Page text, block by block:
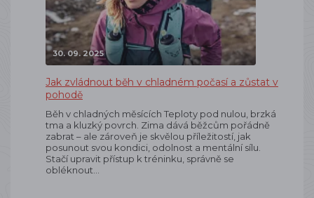
30. 09. 2025
Jak zvládnout běh v chladném počasí a zůstat v
pohodě
Běh v chladných měsících Teploty pod nulou, brzká
tma a kluzký povrch. Zima dává běžcům pořádně
zabrat – ale zároveň je skvělou příležitostí, jak
posunout svou kondici, odolnost a mentální sílu.
Stačí upravit přístup k tréninku, správně se
obléknout…